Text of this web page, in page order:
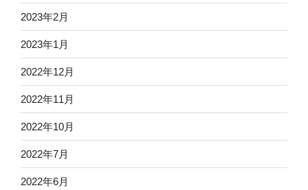
2023年2月
2023年1月
2022年12月
2022年11月
2022年10月
2022年7月
2022年6月